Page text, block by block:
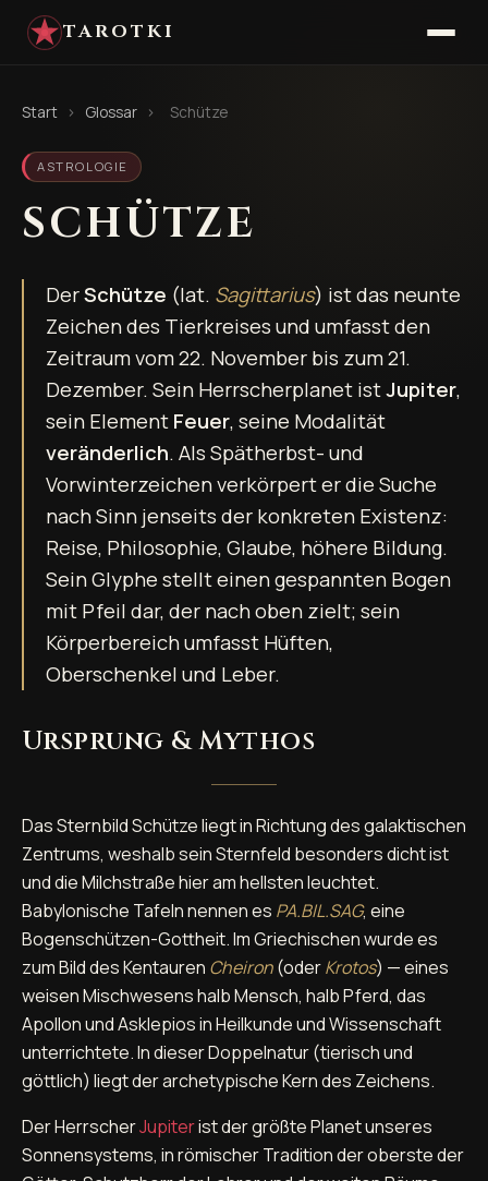
TAROTKI
Start › Glossar › Schütze
ASTROLOGIE
SCHÜTZE
DerSchütze (lat. Sagittarius) ist das neunte
Zeichen des Tierkreises und umfasst den
Zeitraum vom 22. November bis zum 21.
Dezember. Sein Herrscherplanet istJupiter,
sein ElementFeuer, seine Modalität
veränderlich. Als Spätherbst- und
Vorwinterzeichen verkörpert er die Suche
nach Sinn jenseits der konkreten Existenz:
Reise, Philosophie, Glaube, höhere Bildung.
Sein Glyphe stellt einen gespannten Bogen
mit Pfeil dar, der nach oben zielt; sein
Körperbereich umfasst Hüften,
Oberschenkel und Leber.
Ursprung & Mythos
Das Sternbild Schütze liegt in Richtung des galaktischen
Zentrums, weshalb sein Sternfeld besonders dicht ist
und die Milchstraße hier am hellsten leuchtet.
Babylonische Tafeln nennen es PA.BIL.SAG, eine
Bogenschützen-Gottheit. Im Griechischen wurde es
zum Bild des Kentauren Cheiron(oderKrotos) — eines
weisen Mischwesens halb Mensch, halb Pferd, das
Apollon und Asklepios in Heilkunde und Wissenschaft
unterrichtete. In dieser Doppelnatur (tierisch und
göttlich) liegt der archetypische Kern des Zeichens.
Der HerrscherJupiterist der größte Planet unseres
Sonnensystems, in römischer Tradition der oberste der